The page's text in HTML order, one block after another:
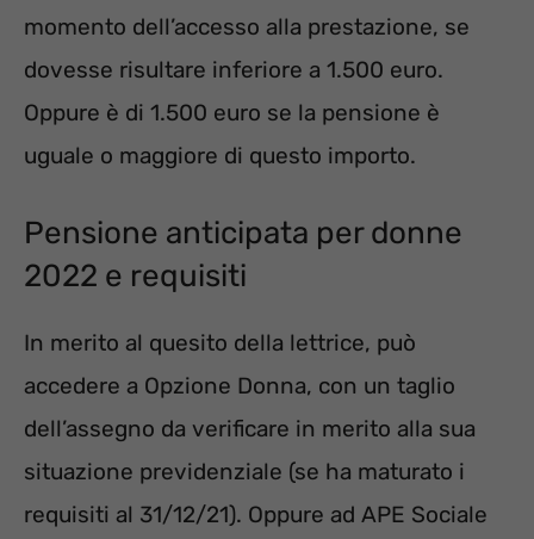
momento dell’accesso alla prestazione, se
dovesse risultare inferiore a 1.500 euro.
Oppure è di 1.500 euro se la pensione è
uguale o maggiore di questo importo.
Pensione anticipata per donne
2022 e requisiti
In merito al quesito della lettrice, può
accedere a Opzione Donna, con un taglio
dell’assegno da verificare in merito alla sua
situazione previdenziale (se ha maturato i
requisiti al 31/12/21). Oppure ad APE Sociale